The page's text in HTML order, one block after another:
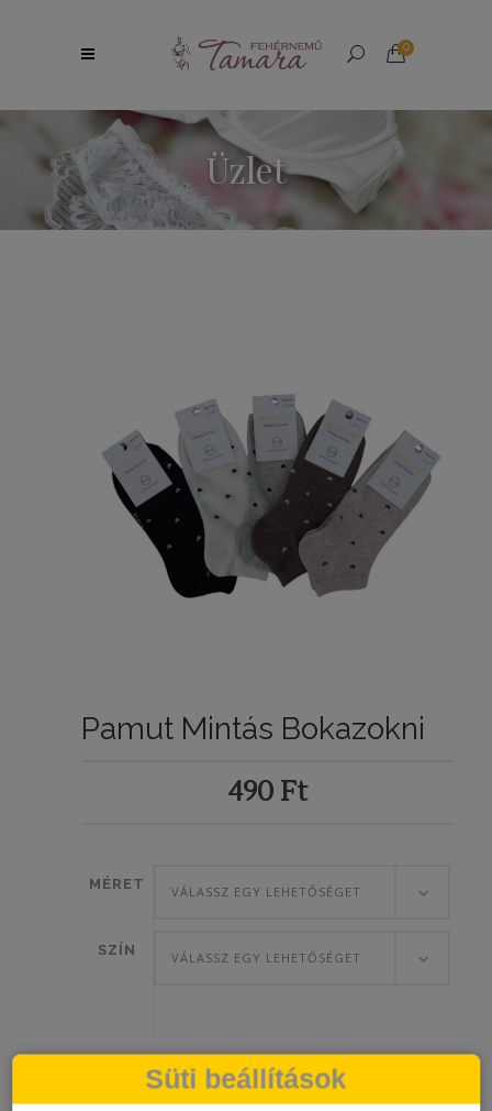
0
Üzlet
Pamut Mintás Bokazokni
490 Ft
MÉRET VÁLASSZ EGY LEHETŐSÉGET
SZÍN VÁLASSZ EGY LEHETŐSÉGET
Mintás
KOSÁRBA TESZEM
Süti beállítások